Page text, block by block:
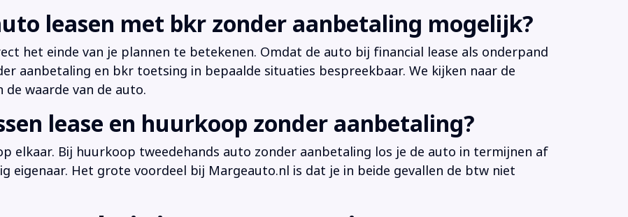
leasen met bkr zonder aanbetaling mogelijk?
het einde van je plannen te betekenen. Omdat de auto bij financial lease als onderpand
aanbetaling en bkr toetsing in bepaalde situaties bespreekbaar. We kijken naar de
waarde van de auto.
lease en huurkoop zonder aanbetaling?
elkaar. Bij huurkoop tweedehands auto zonder aanbetaling los je de auto in termijnen af
eigenaar. Het grote voordeel bij Margeauto.nl is dat je in beide gevallen de btw niet